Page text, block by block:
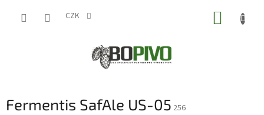
CZK
Fermentis SafAle US-05 256